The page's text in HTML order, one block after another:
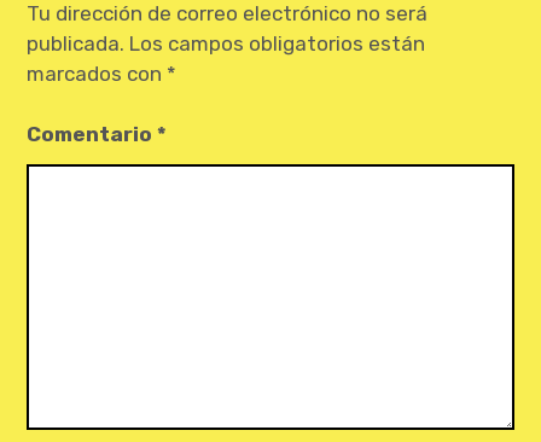
Tu dirección de correo electrónico no será
publicada. Los campos obligatorios están
marcados con *
Comentario*